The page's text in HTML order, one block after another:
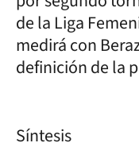
de la Liga
medirá con
definición de la
Síntesis